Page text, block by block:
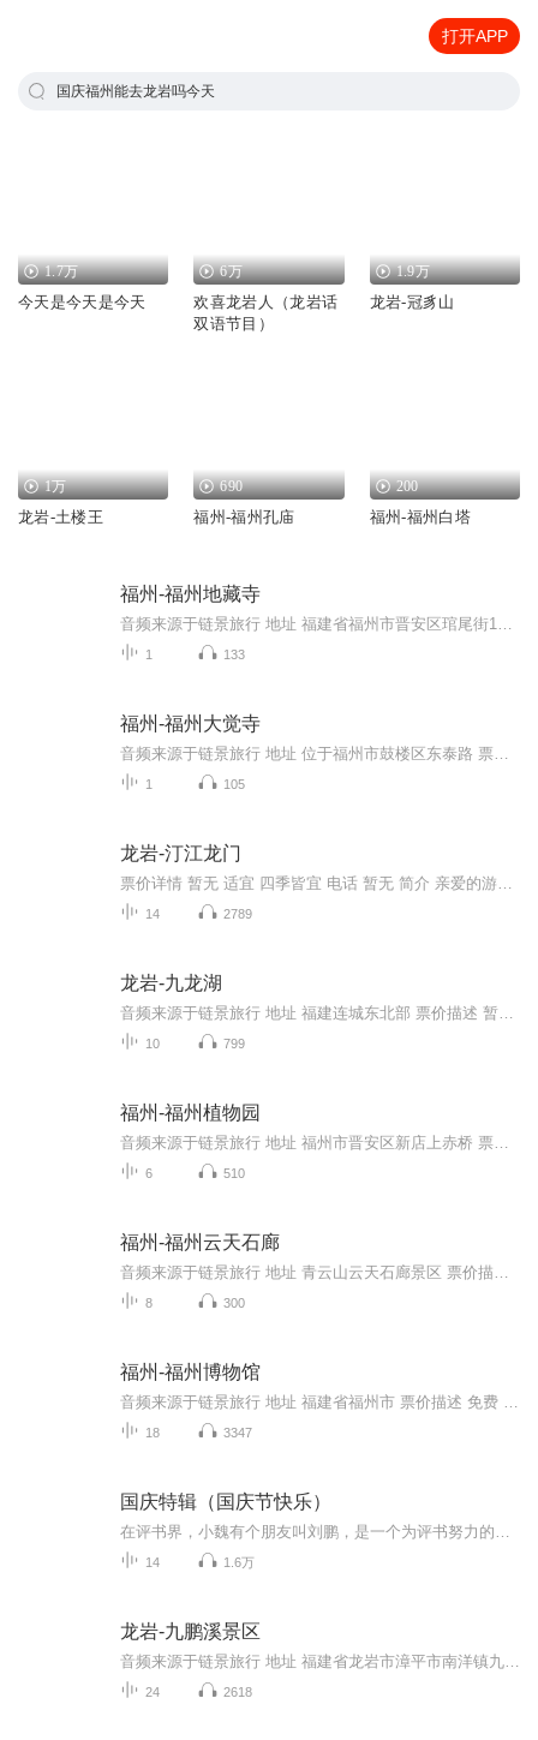
打开APP
国庆福州能去龙岩吗今天
1.7万
今天是今天是今天
6万
欢喜龙岩人（龙岩话
双语节目）
1.9万
龙岩-冠豸山
1万
龙岩-土楼王
690
福州-福州孔庙
200
福州-福州白塔
福州-福州地藏寺
1 133
福州-福州大觉寺
1 105
龙岩-汀江龙门
14 2789
龙岩-九龙湖
10 799
福州-福州植物园
6 510
福州-福州云天石廊
8 300
福州-福州博物馆
18 3347
国庆特辑（国庆节快乐）
14 1.6万
龙岩-九鹏溪景区
24 2618